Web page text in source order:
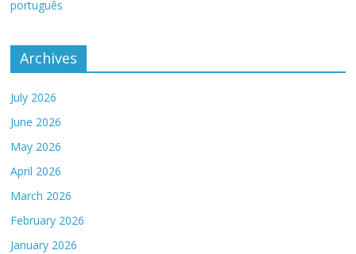
português
Archives
July 2026
June 2026
May 2026
April 2026
March 2026
February 2026
January 2026